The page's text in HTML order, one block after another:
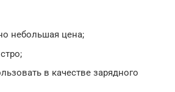
небольшая цена;
в качестве зарядного